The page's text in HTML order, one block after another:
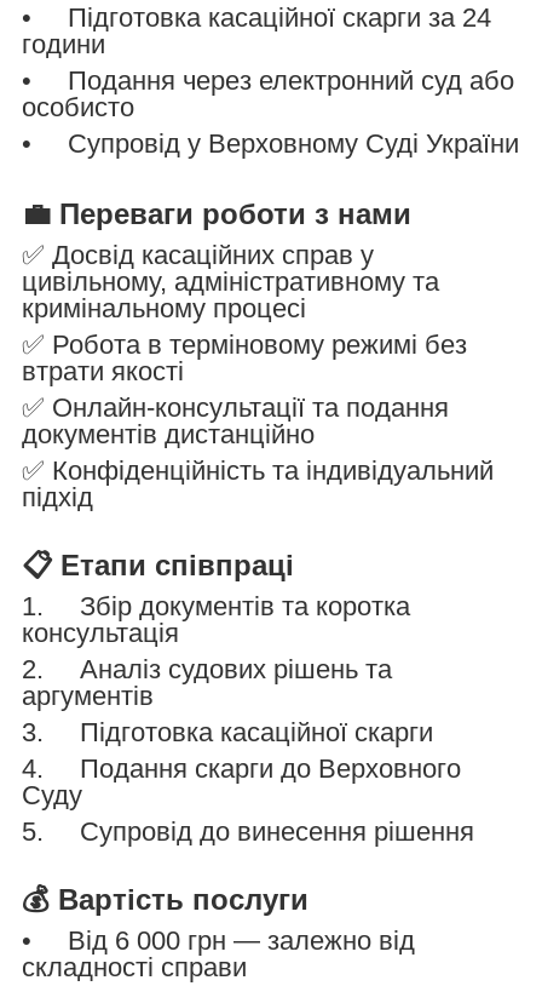
• Підготовка касаційної скарги за 24
години
• Подання через електронний суд або
особисто
• Супровід у Верховному Суді України
💼 Переваги роботи з нами
✅ Досвід касаційних справ у
цивільному, адміністративному та
кримінальному процесі
✅ Робота в терміновому режимі без
втрати якості
✅ Онлайн-консультації та подання
документів дистанційно
✅ Конфіденційність та індивідуальний
підхід
📋 Етапи співпраці
1. Збір документів та коротка
консультація
2. Аналіз судових рішень та
аргументів
3. Підготовка касаційної скарги
4. Подання скарги до Верховного
Суду
5. Супровід до винесення рішення
💰 Вартість послуги
• Від 6 000 грн — залежно від
складності справи